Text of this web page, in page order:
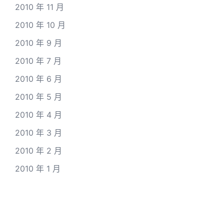
2010 年 11 月
2010 年 10 月
2010 年 9 月
2010 年 7 月
2010 年 6 月
2010 年 5 月
2010 年 4 月
2010 年 3 月
2010 年 2 月
2010 年 1 月